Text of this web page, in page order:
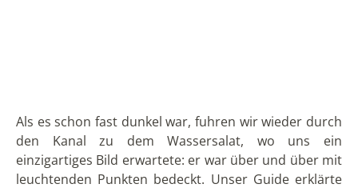
Xavier ist Mitbegründer von Solecu Tours und kennt sein
Heimatland Ecuador durch seine langjährige Tätigkeit im
Tourismus wie seine Westentasche.Mehr zu Xavier...